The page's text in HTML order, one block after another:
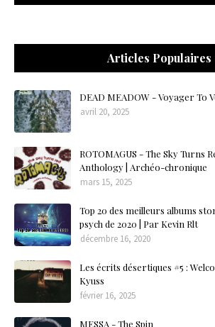
Articles Populaires
DEAD MEADOW - Voyager To
avril 20, 2025
ROTOMAGUS - The Sky Turns
Anthology | Archéo-chronique
mars 15, 2025
Top 20 des meilleurs albums
psych de 2020 | Par Kevin Rlt
décembre 16, 2020
Les écrits désertiques #5 :
Kyuss
février 16, 2025
MESSA - The Spin